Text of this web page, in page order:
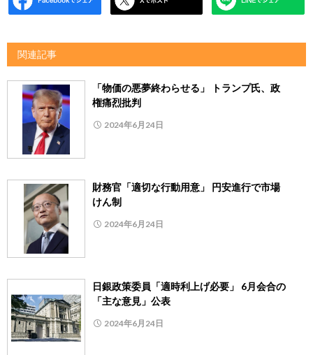
関連記事
「物価の悪夢終わらせる」 トランプ氏、政
権痛烈批判
2024年6月24日
財務官「適切な行動用意」 円安進行で市場
けん制
2024年6月24日
日銀政策委員「適時利上げ必要」 6月会合の
「主な意見」公表
2024年6月24日